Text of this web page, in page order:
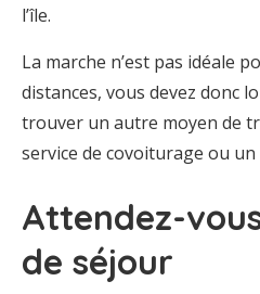
l’île.
La marche n’est pas idéale
distances, vous devez donc
trouver un autre moyen de
service de covoiturage ou un
Attendez-
de séjour